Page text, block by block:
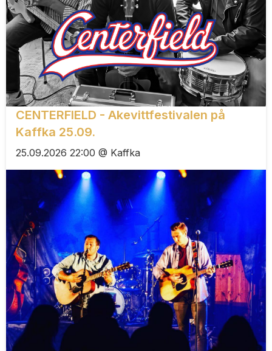
CENTERFIELD - Akevittfestivalen på
Kaffka 25.09.
25.09.2026 22:00 @ Kaffka